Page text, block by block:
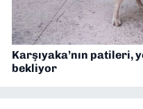
Karşıyaka’nın patileri,
bekliyor